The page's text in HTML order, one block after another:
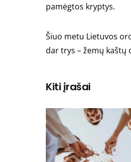
pamėgtos kryptys.
Šiuo metu Lietuvos
dar trys – žemų kaštų
Kiti įrašai